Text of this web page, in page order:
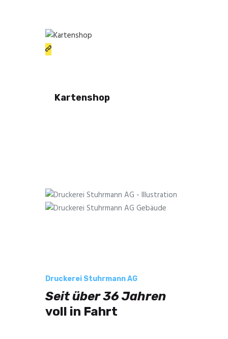
Kartenshop
Druckerei Stuhrmann AG
Seit über 36 Jahren
voll in Fahrt